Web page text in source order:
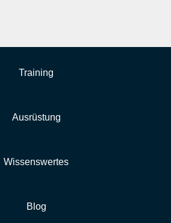
Training
Ausrüstung
Wissenswertes
Blog